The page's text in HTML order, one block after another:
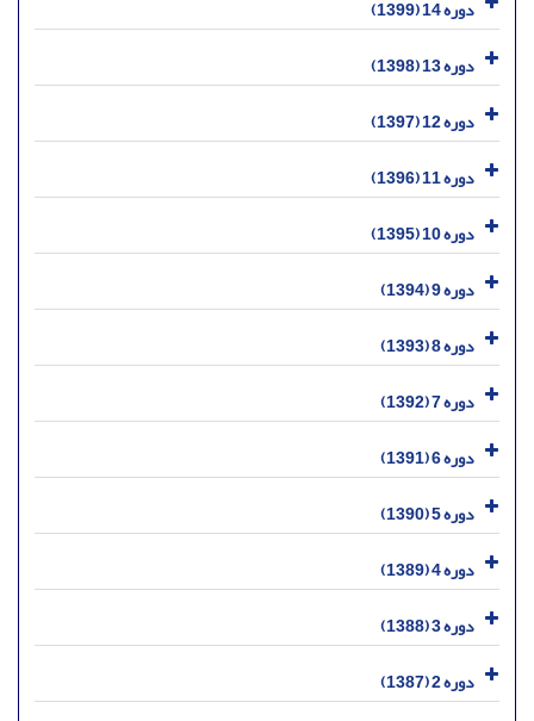
دوره 14 (1399)
دوره 13 (1398)
دوره 12 (1397)
دوره 11 (1396)
دوره 10 (1395)
دوره 9 (1394)
دوره 8 (1393)
دوره 7 (1392)
دوره 6 (1391)
دوره 5 (1390)
دوره 4 (1389)
دوره 3 (1388)
دوره 2 (1387)